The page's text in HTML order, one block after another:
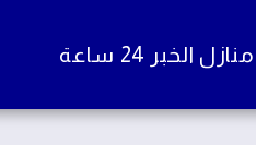
الخبر 24 ساعة